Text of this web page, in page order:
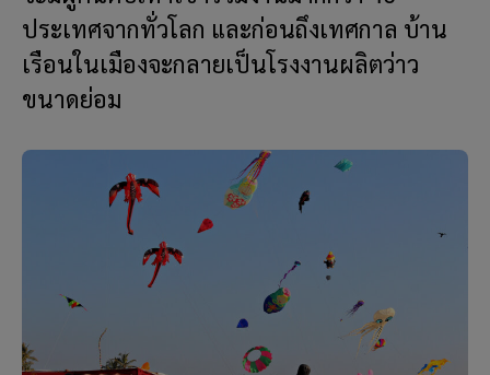
ประเทศจากทั่วโลก และก่อนถึงเทศกาล บ้าน
เรือนในเมืองจะกลายเป็นโรงงานผลิตว่าว
ขนาดย่อม